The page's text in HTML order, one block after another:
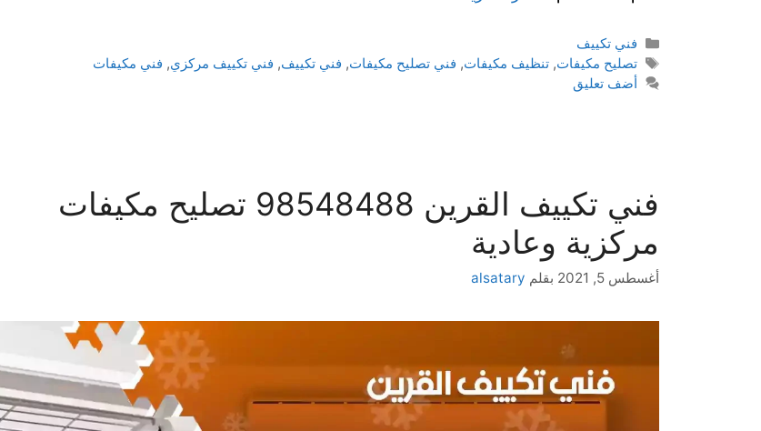
فني تكييف
تصليح مكيفات,تنظيف مكيفات, فني تصليح مكيفات, فني تكييف, فني تكييف مركزي, فني مكيفات
أضف تعليق
فني تكييف القرين 98548488 تصليح مكيفات
مركزية وعادية
أغسطس 5, 2021 بقلم alsatary